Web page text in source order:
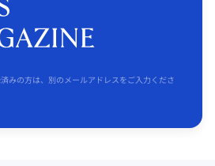
みの方は、別のメールアドレスをご入力くださ